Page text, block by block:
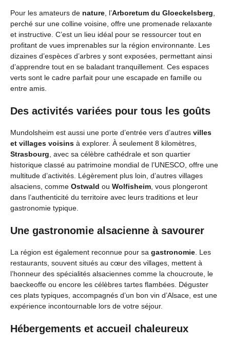
Pour les amateurs de nature , l’Arboretum du Gloeckelsberg
perché sur une colline voisine, offre une promenade relaxante
et instructive. C’est un lieu idéal pour se ressourcer tout en
profitant de vues imprenables sur la région environnante. Les
dizaines d’espèces d’arbres y sont exposées, permettant ainsi
d’apprendre tout en se baladant tranquillement. Ces espaces
verts sont le cadre parfait pour une escapade en famille ou
entre amis.
Des activités variées pour tous les goûts
Mundolsheim est aussi une porte d’entrée vers d’autres villes
et villages voisins à explorer. À seulement 8 kilomètres,
Strasbourg , avec sa célèbre cathédrale et son quartier
historique classé au patrimoine mondial de l’UNESCO, offre une
multitude d’activités. Légèrement plus loin, d’autres villages
alsaciens, comme Ostwald ou Wolfisheim , vous plongeront
dans l’authenticité du territoire avec leurs traditions et leur
gastronomie typique.
Une gastronomie alsacienne à savourer
La région est également reconnue pour sa gastronomie . Les
restaurants, souvent situés au cœur des villages, mettent à
l’honneur des spécialités alsaciennes comme la choucroute, le
baeckeoffe ou encore les célèbres tartes flambées. Déguster
ces plats typiques, accompagnés d’un bon vin d’Alsace, est une
expérience incontournable lors de votre séjour.
Hébergements et accueil chaleureux